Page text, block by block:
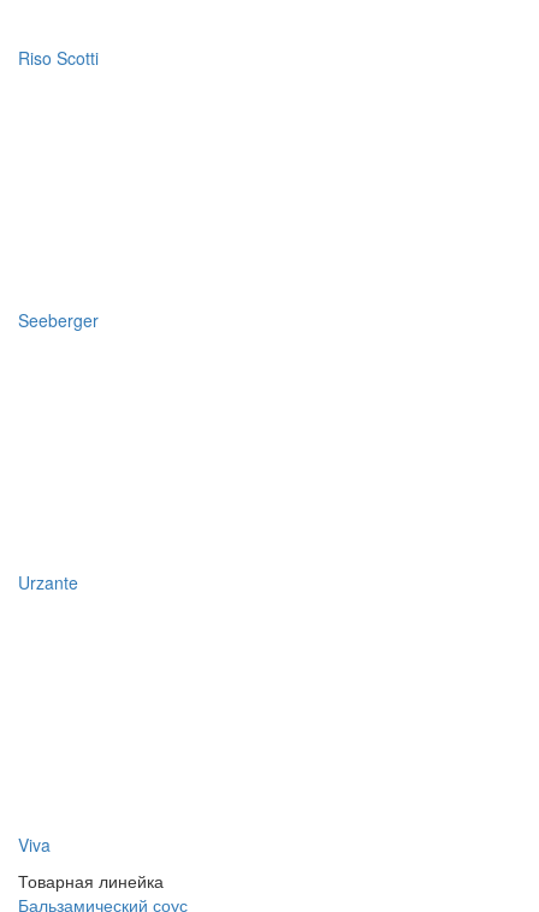
Riso Scotti
Seeberger
Urzante
Viva
Товарная линейка
Бальзамический соус